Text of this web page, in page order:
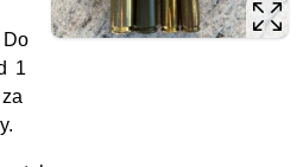
Do
1